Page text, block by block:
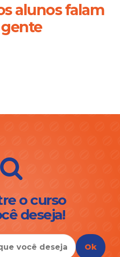
alunos falam
o curso
deseja!
Ok